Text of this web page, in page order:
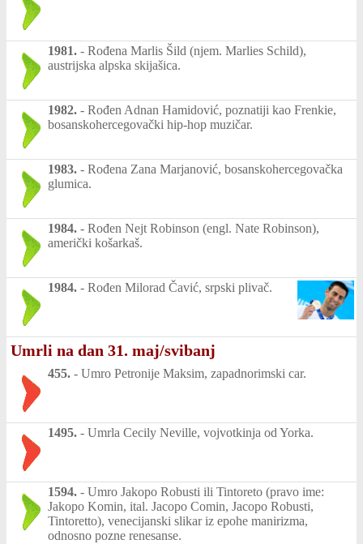
1981. - Rođena Marlis Šild (njem. Marlies Schild),
austrijska alpska skijašica.
1982. - Rođen Adnan Hamidović, poznatiji kao Frenkie,
bosanskohercegovački hip-hop muzičar.
1983. - Rođena Zana Marjanović, bosanskohercegovačka
glumica.
1984. - Rođen Nejt Robinson (engl. Nate Robinson),
američki košarkaš.
1984. - Rođen Milorad Čavić, srpski plivač.
Umrli na dan 31. maj/svibanj
455. - Umro Petronije Maksim, zapadnorimski car.
1495. - Umrla Cecily Neville, vojvotkinja od Yorka.
1594. - Umro Jakopo Robusti ili Tintoreto (pravo ime:
Jakopo Komin, ital. Jacopo Comin, Jacopo Robusti,
Tintoretto), venecijanski slikar iz epohe manirizma,
odnosno pozne renesanse.